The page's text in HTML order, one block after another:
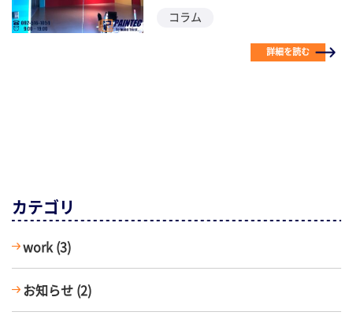
コラム
詳細を読む
カテゴリ
work (3)
お知らせ (2)